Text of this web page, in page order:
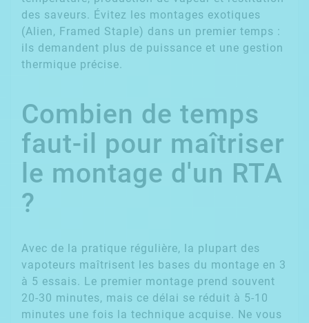
des saveurs. Évitez les montages exotiques
(Alien, Framed Staple) dans un premier temps :
ils demandent plus de puissance et une gestion
thermique précise.
Combien de temps
faut-il pour maîtriser
le montage d'un RTA
?
Avec de la pratique régulière, la plupart des
vapoteurs maîtrisent les bases du montage en 3
à 5 essais. Le premier montage prend souvent
20-30 minutes, mais ce délai se réduit à 5-10
minutes une fois la technique acquise. Ne vous